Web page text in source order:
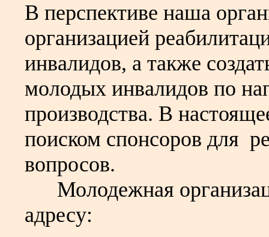
В перспективе наша
организацией
инвалидов, а также
молодых инвалидов по
производства. В
поиском спонсоров для
вопросов.
Молодежная
адресу: